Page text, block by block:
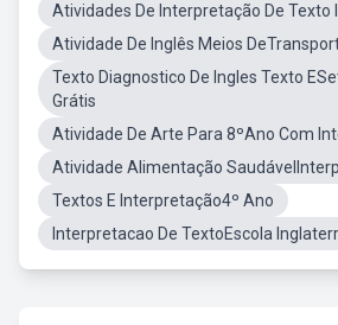
Atividades De Interpretação De Texto
Atividade De Inglês Meios
Texto Diagnostico De Ingles Texto
Grátis
Atividade De Arte Para 8ºAno Com
Atividade Alimentação
Textos E Interpretação4º Ano
Interpretacao De TextoEscola